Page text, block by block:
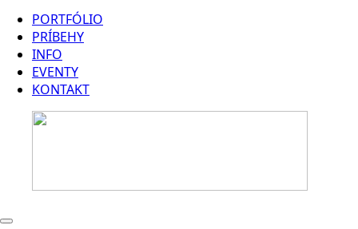
PORTFÓLIO
PRÍBEHY
INFO
EVENTY
KONTAKT